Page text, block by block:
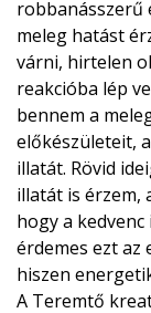
robbanásszerű
meleg hatást
várni, hirtelen
reakcióba lép
bennem a
előkészületeit,
illatát. Rövid
illatát is érzem,
hogy a
érdemes ezt az
hiszen
A Teremtő